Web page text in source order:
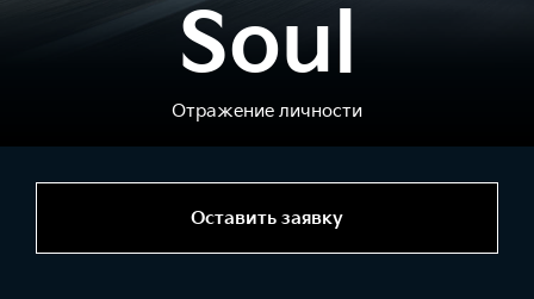
Оставить заявку
Soul
Отражение личности